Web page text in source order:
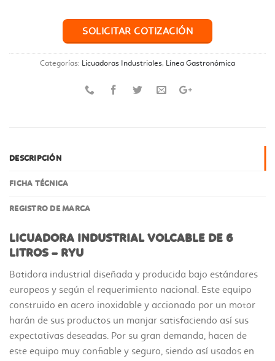
SOLICITAR COTIZACIÓN
Categorías: Licuadoras Industriales, Línea Gastronómica
DESCRIPCIÓN
FICHA TÉCNICA
REGISTRO DE MARCA
LICUADORA INDUSTRIAL VOLCABLE DE 6
LITROS – RYU
Batidora industrial diseñada y producida bajo estándares
europeos y según el requerimiento nacional. Este equipo
construido en acero inoxidable y accionado por un motor
harán de sus productos un manjar satisfaciendo así sus
expectativas deseadas. Por su gran demanda, hacen de
este equipo muy confiable y seguro, siendo así usados en